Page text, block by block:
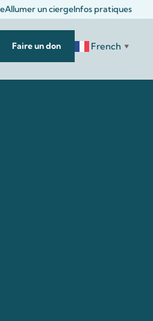
Allumer un ciergeInfos pratiques
Faire un don French ▼